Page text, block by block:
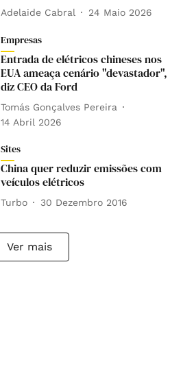
Adelaide Cabral 24 Maio 2026
Empresas
Entrada de elétricos chineses nos
EUA ameaça cenário "devastador",
diz CEO da Ford
Tomás Gonçalves Pereira
14 Abril 2026
Sites
China quer reduzir emissões com
veículos elétricos
Turbo 30 Dezembro 2016
Ver mais